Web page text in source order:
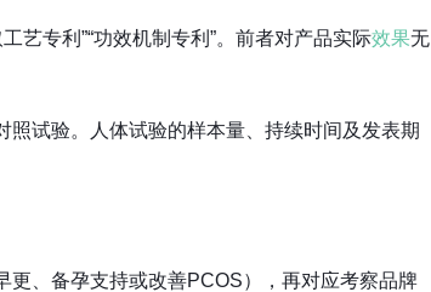
艺专利”“功效机制专利”。前者对产品实际效果无
试验。人体试验的样本量、持续时间及发表期
、备孕支持或改善PCOS），再对应考察品牌